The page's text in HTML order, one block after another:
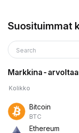
Suosituimmat
Search
Markkina-
Kolikko
Bitcoin
BTC
Ethereum